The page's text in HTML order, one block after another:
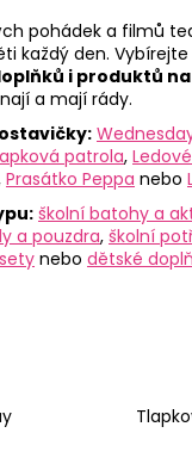
pohádek a filmů
každý den. Vybírejte
i produktů
a mají rády.
patrola,
Prasátko Peppa nebo
školní batohy a
a pouzdra, školní
nebo dětské